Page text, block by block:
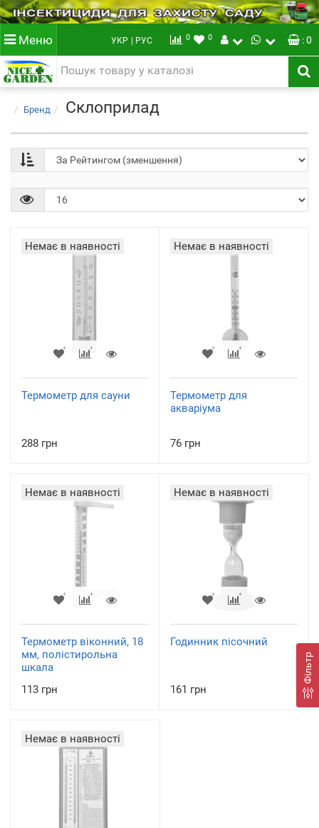
Меню УКР | РУС 0 0 : 0
Бренд Склоприлад
Фільтр
Немає в наявності
Термометр для сауни
288 грн
Немає в наявності
Термометр для
акваріума
76 грн
Немає в наявності
Термометр віконний, 18
мм, полістирольна
шкала
113 грн
Немає в наявності
Годинник пісочний
161 грн
Немає в наявності